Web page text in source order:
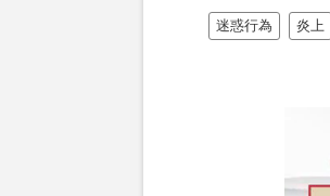
迷惑行為 炎上